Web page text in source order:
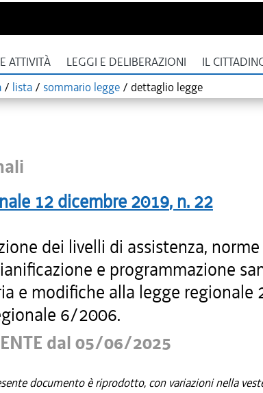
ATTIVITÀ LEGGI E DELIBERAZIONI IL
/ lista / sommario legge / dettaglio legge
12 dicembre 2019, n. 22
dei livelli di assistenza,
e programmazione
e modifiche alla legge regionale
6/2006.
dal 05/06/2025
documento è riprodotto, con variazioni nella